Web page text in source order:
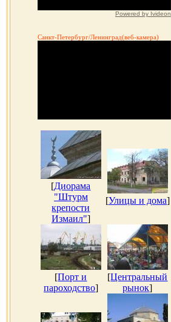
Powered by Ivideon
Санкт-Петербург/Ленинград(веб-камера)
[Диорама
"Штурм
крепости
Измаил"]
[Улицы и дома]
[Порт и
пароходство]
[Центральный
рынок]